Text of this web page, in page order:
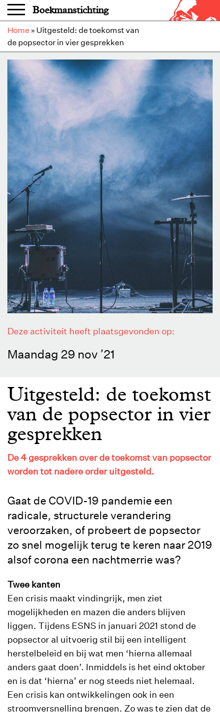
Overslaan en naar de inhoud gaan
Boekmanstichting
Home » Uitgesteld: de toekomst van
de popsector in vier gesprekken
Deze activiteit heeft plaatsgevonden op:
Maandag 29 nov ’21
Uitgesteld: de toekomst
van de popsector in vier
gesprekken
De 4 gesprekken over de toekomst van popsector
worden tot nadere order uitgesteld.
Gaat de COVID-19 pandemie een
radicale, structurele verandering
veroorzaken, of probeert de popsector
zo snel mogelijk terug te keren naar 2019
alsof corona een nachtmerrie was?
Twee kanten
Een crisis maakt vindingrijk, men ziet
mogelijkheden en mazen die anders blijven
liggen. Tijdens ESNS in januari 2021 stond de
popsector al uitvoerig stil bij een intelligent
herstelbeleid en bij wat men ‘hierna allemaal
anders gaat doen’. Inmiddels is het eind oktober
en is dat ‘hierna’ er nog steeds niet helemaal.
Een crisis kan ontwikkelingen ook in een
stroomversnelling brengen. Zo was te zien dat de